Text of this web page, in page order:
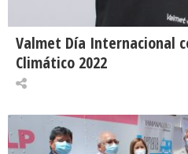
Valmet Día Internacional
Climático 2022